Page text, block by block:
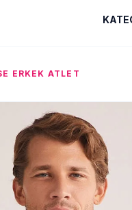
ERKEK ATLET